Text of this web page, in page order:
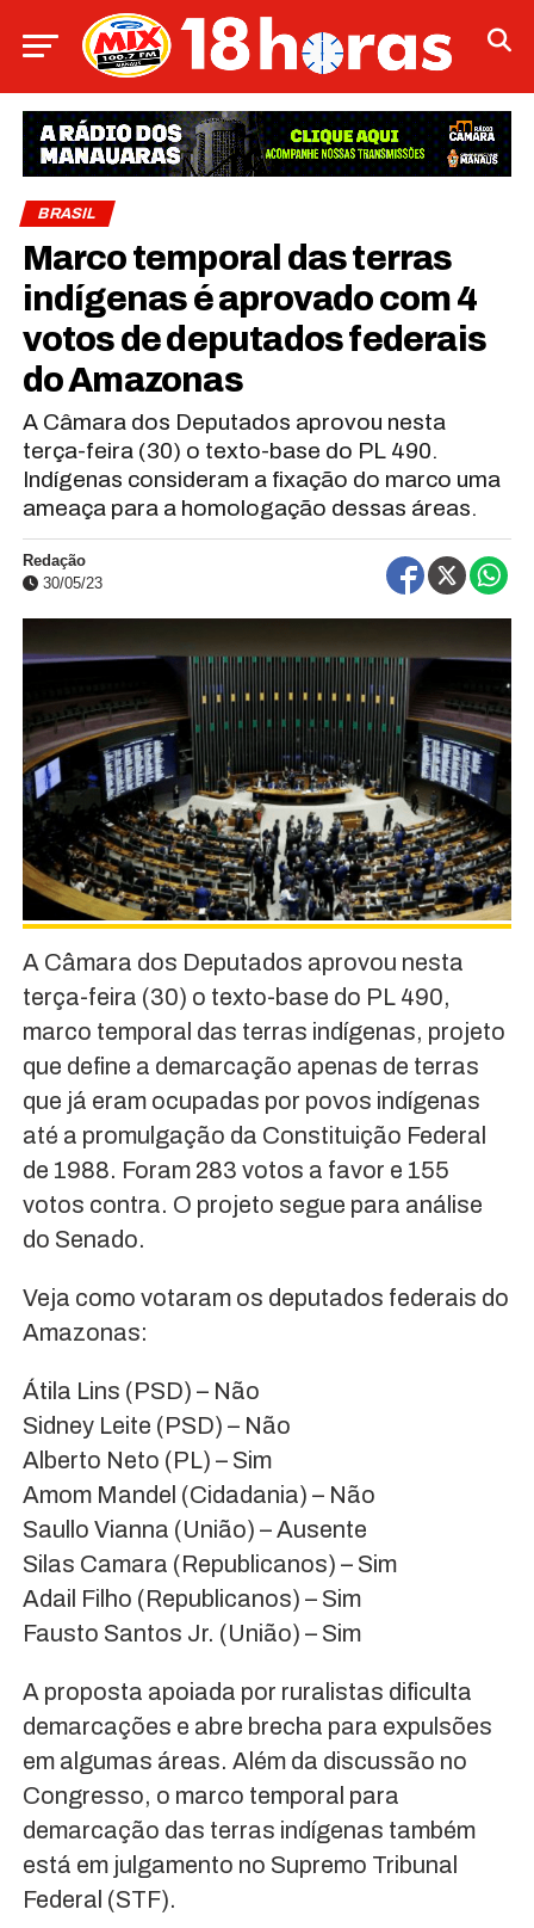
BRASIL
Marco temporal das terras
indígenas é aprovado com 4
votos de deputados federais
do Amazonas
A Câmara dos Deputados aprovou nesta
terça-feira (30) o texto-base do PL 490.
Indígenas consideram a fixação do marco uma
ameaça para a homologação dessas áreas.
Redação
30/05/23
A Câmara dos Deputados aprovou nesta
terça-feira (30) o texto-base do PL 490,
marco temporal das terras indígenas, projeto
que define a demarcação apenas de terras
que já eram ocupadas por povos indígenas
até a promulgação da Constituição Federal
de 1988. Foram 283 votos a favor e 155
votos contra. O projeto segue para análise
do Senado.
Veja como votaram os deputados federais do
Amazonas:
Átila Lins (PSD) – Não
Sidney Leite (PSD) – Não
Alberto Neto (PL) – Sim
Amom Mandel (Cidadania) – Não
Saullo Vianna (União) – Ausente
Silas Camara (Republicanos) – Sim
Adail Filho (Republicanos) – Sim
Fausto Santos Jr. (União) – Sim
A proposta apoiada por ruralistas dificulta
demarcações e abre brecha para expulsões
em algumas áreas. Além da discussão no
Congresso, o marco temporal para
demarcação das terras indígenas também
está em julgamento no Supremo Tribunal
Federal (STF).